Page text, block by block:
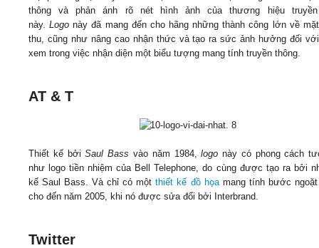
thông và phản ánh rõ nét hình ảnh của thương hiệu truyền
này.Logo này đã mang đến cho hãng những thành công lớn về
thu, cũng như nâng cao nhận thức và tạo ra sức ảnh hưởng đối
xem trong việc nhận diện một biểu tượng mang tính truyền thông.
AT & T
Thiết kế bởiSaul Bass vào năm 1984,logo này có phong cách
như logo tiền nhiệm của Bell Telephone, do cùng được tạo ra bởi
kế Saul Bass. Và chỉ có mộtthiết kế đồ họamang tính bước
cho đến năm 2005, khi nó được sửa đổi bởi Interbrand.
Twitter